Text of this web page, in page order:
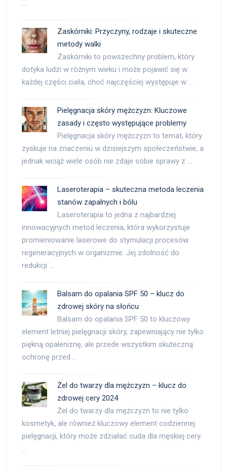
…
Zaskórniki: Przyczyny, rodzaje i skuteczne
metody walki
Zaskórniki to powszechny problem, który
dotyka ludzi w różnym wieku i może pojawić się w
każdej części ciała, choć najczęściej występuje w …
Pielęgnacja skóry mężczyzn: Kluczowe
zasady i często występujące problemy
Pielęgnacja skóry mężczyzn to temat, który
zyskuje na znaczeniu w dzisiejszym społeczeństwie, a
jednak wciąż wiele osób nie zdaje sobie sprawy z …
Laseroterapia – skuteczna metoda leczenia
stanów zapalnych i bólu
Laseroterapia to jedna z najbardziej
innowacyjnych metod leczenia, która wykorzystuje
promieniowanie laserowe do stymulacji procesów
regeneracyjnych w organizmie. Jej zdolność do
redukcji …
Balsam do opalania SPF 50 – klucz do
zdrowej skóry na słońcu
Balsam do opalania SPF 50 to kluczowy
element letniej pielęgnacji skóry, zapewniający nie tylko
piękną opaleniznę, ale przede wszystkim skuteczną
ochronę przed …
Żel do twarzy dla mężczyzn – klucz do
zdrowej cery 2024
Żel do twarzy dla mężczyzn to nie tylko
kosmetyk, ale również kluczowy element codziennej
pielęgnacji, który może zdziałać cuda dla męskiej cery.
…